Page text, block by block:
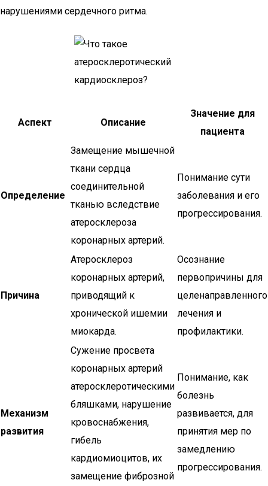
нарушениями сердечного ритма.
Аспект Описание
Значение для
пациента
Определение
Замещение мышечной
ткани сердца
соединительной
тканью вследствие
атеросклероза
коронарных артерий.
Понимание сути
заболевания и его
прогрессирования.
Причина
Атеросклероз
коронарных артерий,
приводящий к
хронической ишемии
миокарда.
Осознание
первопричины для
целенаправленного
лечения и
профилактики.
Механизм
развития
Сужение просвета
коронарных артерий
атеросклеротическими
бляшками, нарушение
кровоснабжения,
гибель
кардиомиоцитов, их
замещение фиброзной
Понимание, как
болезнь
развивается, для
принятия мер по
замедлению
прогрессирования.